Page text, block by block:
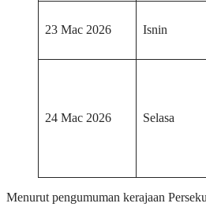
23 Mac 2026 Isnin
24 Mac 2026 Selasa
Menurut pengumuman kerajaan